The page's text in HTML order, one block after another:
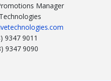
Manager
9347 9011
9347 9090